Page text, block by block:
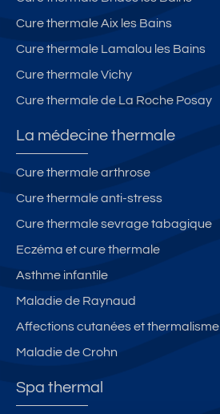
Cure thermale Aix les Bains
Cure thermale Lamalou les Bains
Cure thermale Vichy
Cure thermale de La Roche Posay
La médecine thermale
Cure thermale arthrose
Cure thermale anti-stress
Cure thermale sevrage tabagique
Eczéma et cure thermale
Asthme infantile
Maladie de Raynaud
Affections cutanées et thermalisme
Maladie de Crohn
Spa thermal